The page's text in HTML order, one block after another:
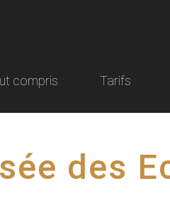
compris Tarifs
des